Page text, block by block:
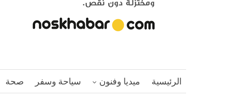
الرئيسية ميديا وفنون سياحة وسفر صحة